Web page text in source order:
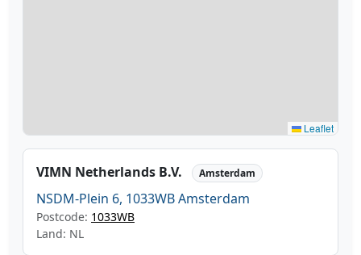
Leaflet
VIMN Netherlands B.V. Amsterdam
NSDM-Plein 6, 1033WB Amsterdam
Postcode: 1033WB
Land: NL